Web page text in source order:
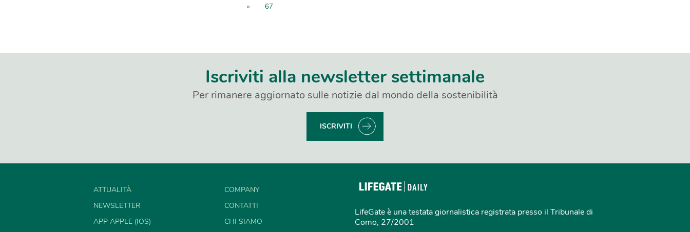
» 67
Iscriviti alla newsletter settimanale
Per rimanere aggiornato sulle notizie dal mondo della sostenibilità
ISCRIVITI
ATTUALITÀ
NEWSLETTER
APP APPLE (IOS)
COMPANY
CONTATTI
CHI SIAMO
LifeGate è una testata giornalistica registrata presso il Tribunale di
Como, 27/2001